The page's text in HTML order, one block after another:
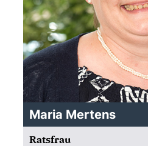
Maria Mertens
Ratsfrau